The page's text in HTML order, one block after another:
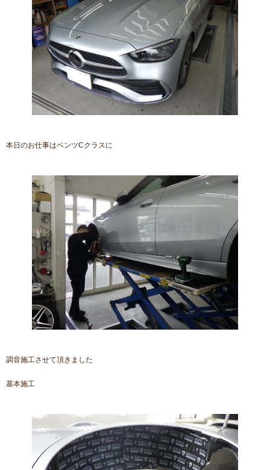
本日のお仕事はベンツCクラスに
調音施工させて頂きました
基本施工